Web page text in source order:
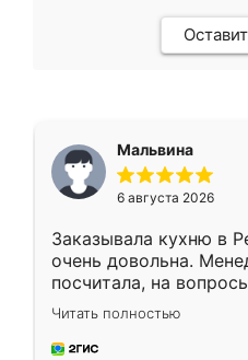
Мальвина
6 августа 2026
Заказывала кухню в
очень довольна.
посчитала, на
Замерщик приехал в
делу со всей
за день, ребята
Читать полностью